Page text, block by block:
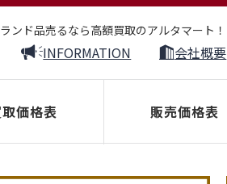
ンド品売るなら高額買取のアルタマート！
INFORMATION 会社概要
価格表 販売価格表